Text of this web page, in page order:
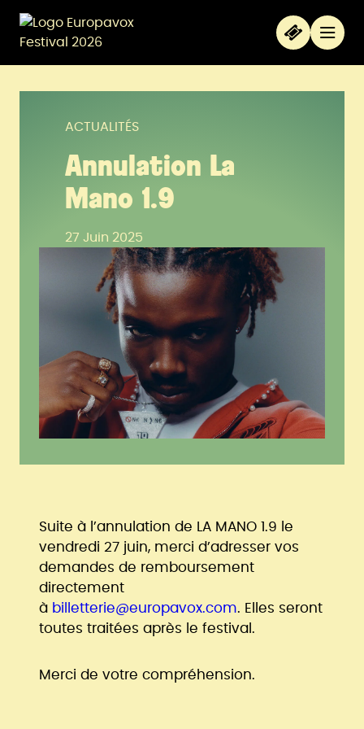
Menu
ACTUALITÉS
Annulation La
Mano 1.9
27 Juin 2025
Suite à l’annulation de LA MANO 1.9 le
vendredi 27 juin, merci d’adresser vos
demandes de remboursement
directement
à billetterie@europavox.com. Elles seront
toutes traitées après le festival.
Merci de votre compréhension.